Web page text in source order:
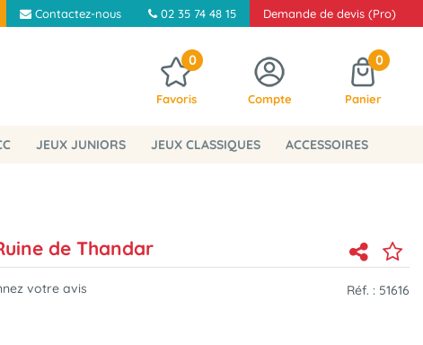
Contactez-nous 02 35 74 48 15 Demande de devis (Pro)
0
Favoris Compte
0
Panier
JEUX JUNIORS JEUX CLASSIQUES ACCESSOIRES
de Thandar
votre avis Réf. : 51616